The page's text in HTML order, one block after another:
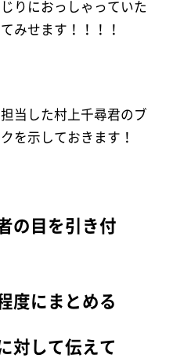
りにおっしゃっていた
みせます！！！！
当した村上千尋君のブ
を示しておきます！
の目を引き付
度にまとめる
対して伝えて